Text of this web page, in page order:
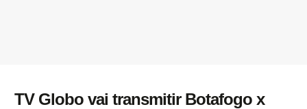
TV Globo vai transmitir Botafogo x